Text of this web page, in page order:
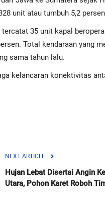
unit atau tumbuh 5,2
35 unit kapal
Total kendaraan yang
sama tahun lalu.
kelancaran konektivitas
NEXT ARTICLE
Hujan Lebat Disertai Angin
Utara, Pohon Karet Roboh